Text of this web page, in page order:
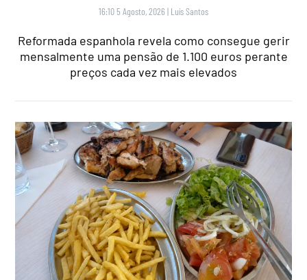
16:10 5 Agosto, 2026 | Luís Santos
Reformada espanhola revela como consegue gerir
mensalmente uma pensão de 1.100 euros perante
preços cada vez mais elevados